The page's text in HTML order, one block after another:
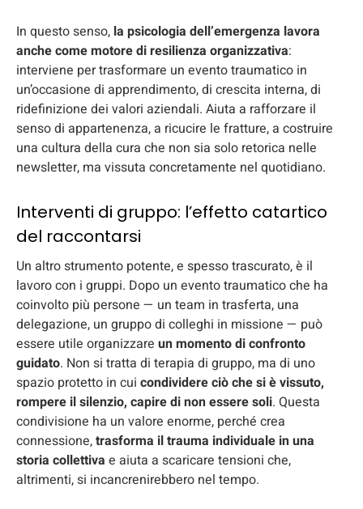
In questo senso, la psicologia dell’emergenza lavora
anche come motore di resilienza organizzativa:
interviene per trasformare un evento traumatico in
un’occasione di apprendimento, di crescita interna, di
ridefinizione dei valori aziendali. Aiuta a rafforzare il
senso di appartenenza, a ricucire le fratture, a costruire
una cultura della cura che non sia solo retorica nelle
newsletter, ma vissuta concretamente nel quotidiano.
Interventi di gruppo: l’effetto catartico
del raccontarsi
Un altro strumento potente, e spesso trascurato, è il
lavoro con i gruppi. Dopo un evento traumatico che ha
coinvolto più persone — un team in trasferta, una
delegazione, un gruppo di colleghi in missione — può
essere utile organizzare un momento di confronto
guidato. Non si tratta di terapia di gruppo, ma di uno
spazio protetto in cui condividere ciò che si è vissuto,
rompere il silenzio, capire di non essere soli. Questa
condivisione ha un valore enorme, perché crea
connessione,trasforma il trauma individuale in una
storia collettiva e aiuta a scaricare tensioni che,
altrimenti, si incancrenirebbero nel tempo.